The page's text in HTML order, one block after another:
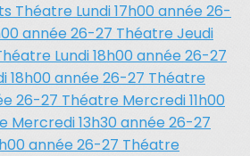
Théatre Lundi 17h00 année 26-
année 26-27 Théatre Jeudi
Lundi 18h00 année 26-27
18h00 année 26-27 Théatre
26-27 Théatre Mercredi 11h00
Mercredi 13h30 année 26-27
année 26-27 Théatre